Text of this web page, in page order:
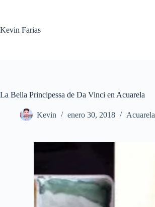
Kevin Farias
La Bella Principessa de Da Vinci en Acuarela
Kevin enero 30, 2018 Acuarela